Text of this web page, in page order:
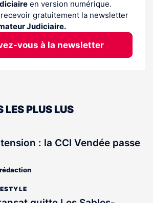
en version numérique.
gratuitement la newsletter
Judiciaire.
vous à la newsletter
LES PLUS LUS
: la CCI Vendée passe
rédaction